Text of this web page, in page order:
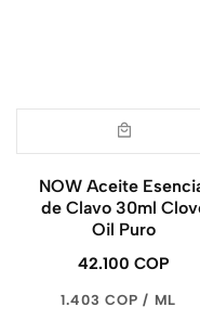
NOW Aceite
de Clavo 30ml
Oil Puro
Precio
42.100 COP
PRECIO
1.403 COP / POR
ML